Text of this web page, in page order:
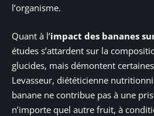
l’organisme.
Quant à l’impact des bananes
études s’attardent sur la
glucides, mais démontent
Levasseur, diététicienne
banane ne contribue pas à une
n’importe quel autre fruit, à